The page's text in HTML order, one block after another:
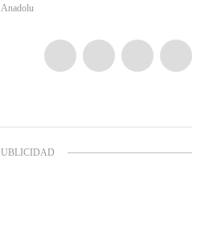
Anadolu